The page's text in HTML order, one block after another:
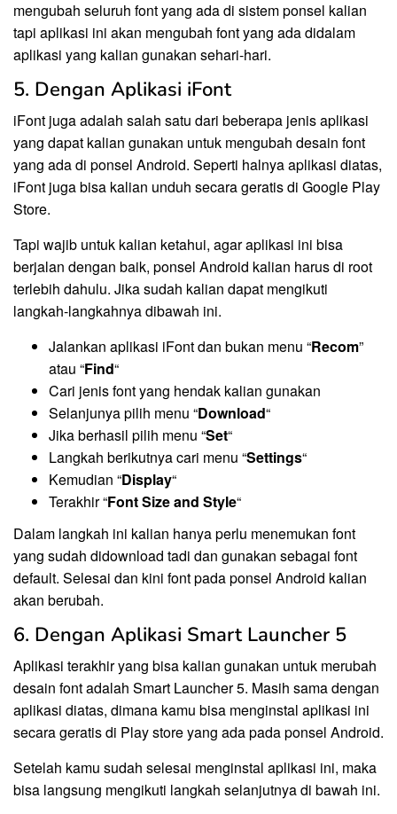
mengubah seluruh font yang ada di sistem ponsel kalian
tapi aplikasi ini akan mengubah font yang ada didalam
aplikasi yang kalian gunakan sehari-hari.
5. Dengan Aplikasi iFont
iFont juga adalah salah satu dari beberapa jenis aplikasi
yang dapat kalian gunakan untuk mengubah desain font
yang ada di ponsel Android. Seperti halnya aplikasi diatas,
iFont juga bisa kalian unduh secara geratis di Google Play
Store.
Tapi wajib untuk kalian ketahui, agar aplikasi ini bisa
berjalan dengan baik, ponsel Android kalian harus di root
terlebih dahulu. Jika sudah kalian dapat mengikuti
langkah-langkahnya dibawah ini.
Jalankan aplikasi iFont dan bukan menu “Recom”
atau “Find“
Cari jenis font yang hendak kalian gunakan
Selanjunya pilih menu “Download“
Jika berhasil pilih menu “Set“
Langkah berikutnya cari menu “Settings“
Kemudian “Display“
Terakhir “Font Size and Style“
Dalam langkah ini kalian hanya perlu menemukan font
yang sudah didownload tadi dan gunakan sebagai font
default. Selesai dan kini font pada ponsel Android kalian
akan berubah.
6. Dengan Aplikasi Smart Launcher 5
Aplikasi terakhir yang bisa kalian gunakan untuk merubah
desain font adalah Smart Launcher 5. Masih sama dengan
aplikasi diatas, dimana kamu bisa menginstal aplikasi ini
secara geratis di Play store yang ada pada ponsel Android.
Setelah kamu sudah selesai menginstal aplikasi ini, maka
bisa langsung mengikuti langkah selanjutnya di bawah ini.